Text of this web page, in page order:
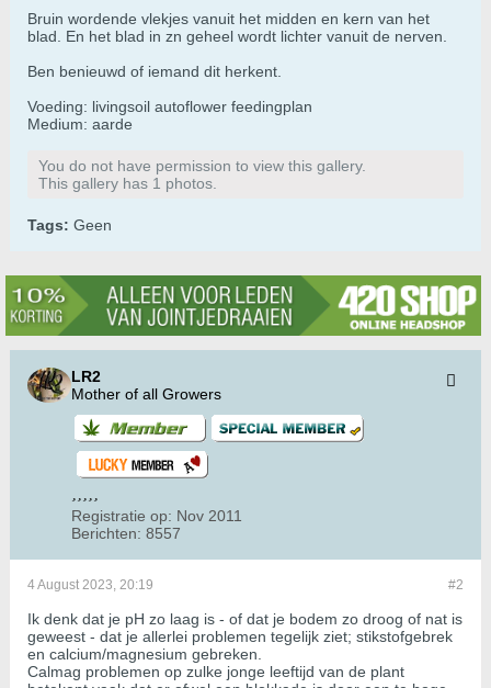
Bruin wordende vlekjes vanuit het midden en kern van het
blad. En het blad in zn geheel wordt lichter vanuit de nerven.
Ben benieuwd of iemand dit herkent.
Voeding: livingsoil autoflower feedingplan
Medium: aarde
You do not have permission to view this gallery.
This gallery has 1 photos.
Tags: Geen
LR2
Mother of all Growers
Registratie op: Nov 2011
Berichten: 8557
#2
4 August 2023, 20:19
Ik denk dat je pH zo laag is - of dat je bodem zo droog of nat is
geweest - dat je allerlei problemen tegelijk ziet; stikstofgebrek
en calcium/magnesium gebreken.
Calmag problemen op zulke jonge leeftijd van de plant